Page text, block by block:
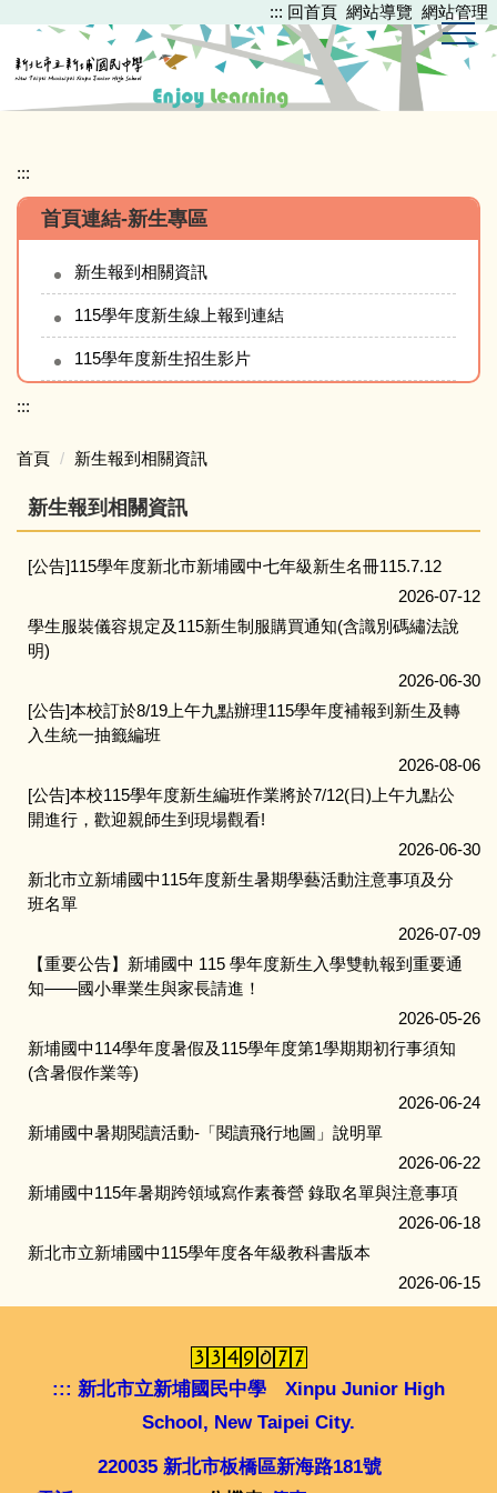
主
內
::: 回首頁 網站導覽 網站管理
:::
首頁連結-新生專區
新生報到相關資訊
115學年度新生線上報到連結
115學年度新生招生影片
:::
首頁 新生報到相關資訊
新生報到相關資訊
[公告]115學年度新北市新埔國中七年級新生名冊115.7.12
2026-07-12
學生服裝儀容規定及115新生制服購買通知(含識別碼繡法說
明)
2026-06-30
[公告]本校訂於8/19上午九點辦理115學年度補報到新生及轉
入生統一抽籤編班
2026-08-06
[公告]本校115學年度新生編班作業將於7/12(日)上午九點公
開進行，歡迎親師生到現場觀看!
2026-06-30
新北市立新埔國中115年度新生暑期學藝活動注意事項及分
班名單
2026-07-09
【重要公告】新埔國中 115 學年度新生入學雙軌報到重要通
知——國小畢業生與家長請進！
2026-05-26
新埔國中114學年度暑假及115學年度第1學期期初行事須知
(含暑假作業等)
2026-06-24
新埔國中暑期閱讀活動-「閱讀飛行地圖」說明單
2026-06-22
新埔國中115年暑期跨領域寫作素養營 錄取名單與注意事項
2026-06-18
新北市立新埔國中115學年度各年級教科書版本
2026-06-15
::: 新北市立新埔國民中學 Xinpu Junior High
School, New Taipei City.
220035 新北市板橋區新海路181號